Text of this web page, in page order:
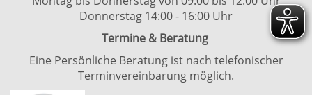
Donnerstag 14:00 - 16:00 Uhr
Termine & Beratung
Eine Persönliche Beratung ist nach telefonischer
Terminvereinbarung möglich.